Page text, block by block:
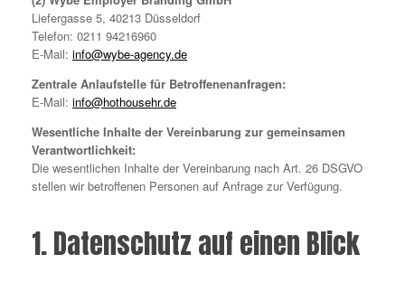
Liefergasse 5, 40213 Düsseldorf
Telefon: 0211 94216960
E-Mail: info@wybe-agency.de
Zentrale Anlaufstelle für Betroffenenanfragen:
E-Mail: info@hothousehr.de
Wesentliche Inhalte der Vereinbarung zur gemeinsamen
Verantwortlichkeit:
Die wesentlichen Inhalte der Vereinbarung nach Art. 26 DSGVO
stellen wir betroffenen Personen auf Anfrage zur Verfügung.
1. Datenschutz auf einen Blick